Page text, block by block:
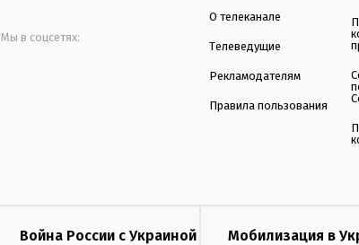
Мы в соцсетях:
О телеканале
Телеведущие
Рекламодателям
Правила пользования
Война России с Украиной Мобилизация в